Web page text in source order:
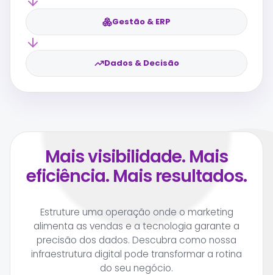
Gestão & ERP
Dados & Decisão
Mais visibilidade. Mais
eficiência. Mais resultados.
Estruture uma operação onde o marketing
alimenta as vendas e a tecnologia garante a
precisão dos dados. Descubra como nossa
infraestrutura digital pode transformar a rotina
do seu negócio.